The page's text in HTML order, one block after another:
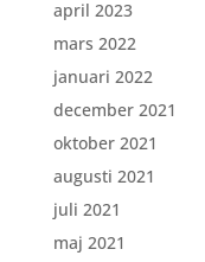
april 2023
mars 2022
januari 2022
december 2021
oktober 2021
augusti 2021
juli 2021
maj 2021